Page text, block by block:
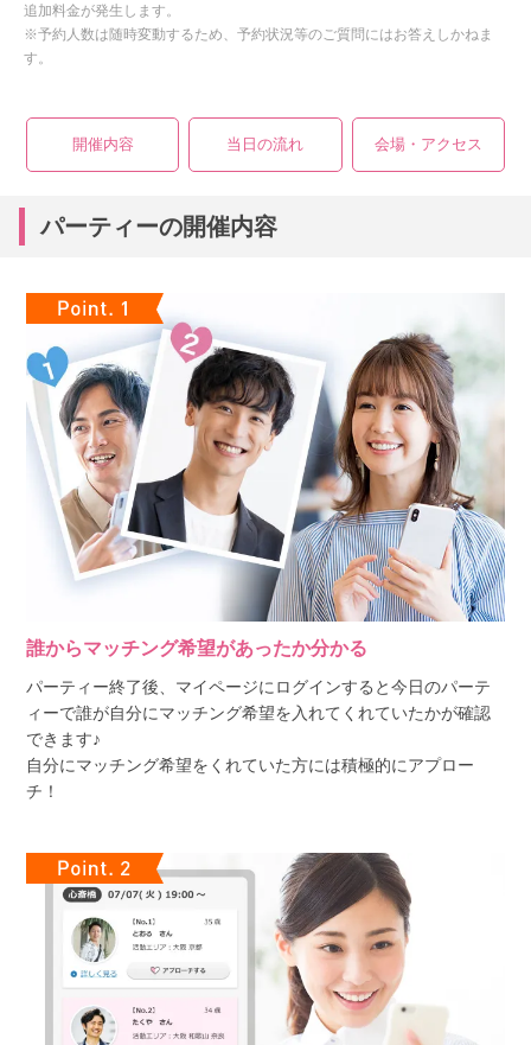
追加料金が発生します。
※予約人数は随時変動するため、予約状況等のご質問にはお答えしかねま
す。
開催内容 当日の流れ 会場・アクセス
パーティーの開催内容
誰からマッチング希望があったか分かる
パーティー終了後、マイページにログインすると今日のパーテ
ィーで誰が自分にマッチング希望を入れてくれていたかが確認
できます♪
自分にマッチング希望をくれていた方には積極的にアプロー
チ！